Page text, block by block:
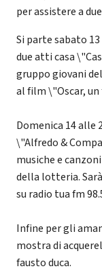
per assistere a
Si parte sabato
due atti casa
gruppo giovani
al film \"Oscar,
Domenica 14 alle
\"Alfredo &
musiche e
della lotteria.
su radio tua fm
Infine per gli
mostra di
fausto duca.